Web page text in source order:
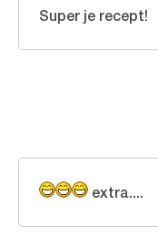
Super je recept!
extra....